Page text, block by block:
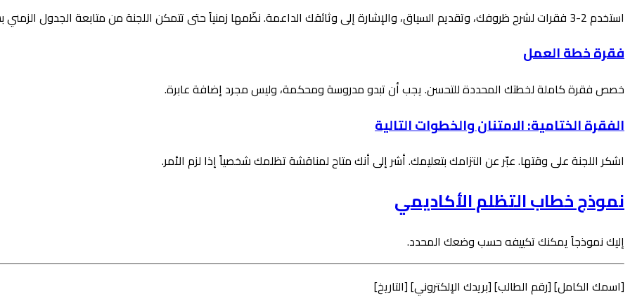
استخدم 2-3 فقرات لشرح ظروفك، وتقديم السياق، والإشارة إلى وثائقك الداعمة. نظّمها زمنياً حتى تتمكن اللجنة من متابعة الجدول الزمني بسهولة.
فقرة خطة العمل
خصص فقرة كاملة لخطتك المحددة للتحسن. يجب أن تبدو مدروسة ومحكمة، وليس مجرد إضافة عابرة.
الفقرة الختامية: الامتنان والخطوات التالية
اشكر اللجنة على وقتها. عبّر عن التزامك بتعليمك. أشر إلى أنك متاح لمناقشة تظلمك شخصياً إذا لزم الأمر.
نموذج خطاب التظلم الأكاديمي
إليك نموذجاً يمكنك تكييفه حسب وضعك المحدد.
[اسمك الكامل] [رقم الطالب] [بريدك الإلكتروني] [التاريخ]